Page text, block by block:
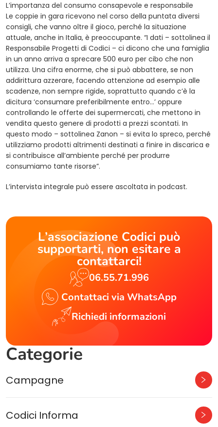
L’importanza del consumo consapevole e responsabile
Le coppie in gara ricevono nel corso della puntata diversi
consigli, che vanno oltre il gioco, perché la situazione
attuale, anche in Italia, è preoccupante. “I dati – sottolinea il
Responsabile Progetti di Codici – ci dicono che una famiglia
in un anno arriva a sprecare 500 euro per cibo che non
utilizza. Una cifra enorme, che si può abbattere, se non
addirittura azzerare, facendo attenzione ad esempio alle
scadenze, non sempre rigide, soprattutto quando c’è la
dicitura ‘consumare preferibilmente entro…’ oppure
controllando le offerte dei supermercati, che mettono in
vendita questo genere di prodotti a prezzi scontati. In
questo modo – sottolinea Zanon – si evita lo spreco, perché
utilizziamo prodotti altrimenti destinati a finire in discarica e
si contribuisce all’ambiente perché per produrre
consumiamo tante risorse”.
L’intervista integrale può essere ascoltata in podcast.
L’associazione Codici può
supportarti, non esitare a
contattarci!
06.55.71.996
Contattaci via WhatsApp
Richiedi informazioni
Categorie
Campagne
Codici Informa